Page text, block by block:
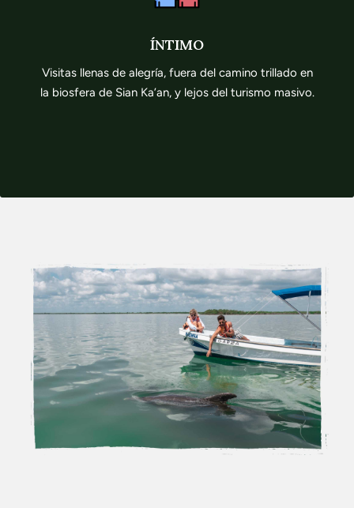
ÍNTIMO
Visitas llenas de alegría, fuera del camino trillado en
la biosfera de Sian Ka’an, y lejos del turismo masivo.